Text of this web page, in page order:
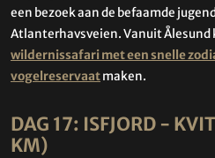
een bezoek aan de befaamde
Atlanterhavsveien. Vanuit Ålesund
wildernissafari met een snelle
vogelreservaatmaken.
DAG 17: ISFJORD -
KM)